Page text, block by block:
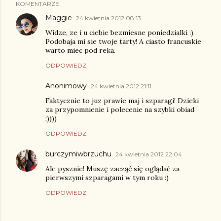
KOMENTARZE
Maggie 24 kwietnia 2012 08:13
Widze, ze i u ciebie bezmiesne poniedzialki :)
Podobaja mi sie twoje tarty! A ciasto francuskie
warto miec pod reka.
ODPOWIEDZ
Anonimowy 24 kwietnia 2012 21:11
Faktycznie to juz prawie maj i szparagi! Dzieki
za przypomnienie i polecenie na szybki obiad
:))))
ODPOWIEDZ
burczymiwbrzuchu 24 kwietnia 2012 22:04
Ale pysznie! Muszę zacząć się oglądać za
pierwszymi szparagami w tym roku :)
ODPOWIEDZ